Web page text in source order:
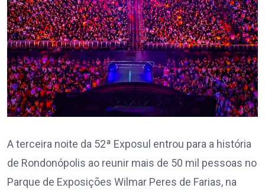
A terceira noite da 52ª Exposul entrou para a história
de Rondonópolis ao reunir mais de 50 mil pessoas no
Parque de Exposições Wilmar Peres de Farias, na